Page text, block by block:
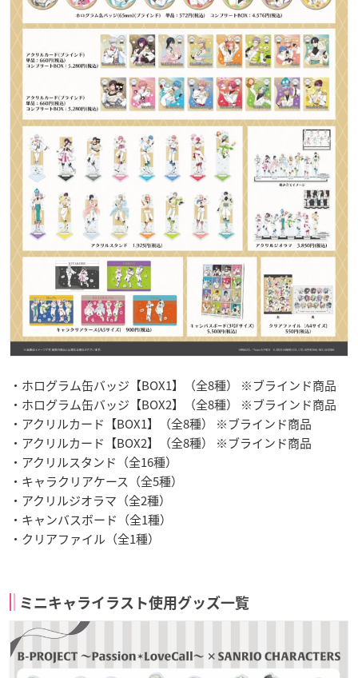
・ホログラム缶バッジ【BOX1】（全8種） ※ブラインド商品
・ホログラム缶バッジ【BOX2】（全8種） ※ブラインド商品
・アクリルカード【BOX1】（全8種） ※ブラインド商品
・アクリルカード【BOX2】（全8種） ※ブラインド商品
・アクリルスタンド（全16種）
・キャラクリアケース（全5種）
・アクリルジオラマ（全2種）
・キャンバスボード（全1種）
・クリアファイル（全1種）
ミニキャライラスト使用グッズ一覧